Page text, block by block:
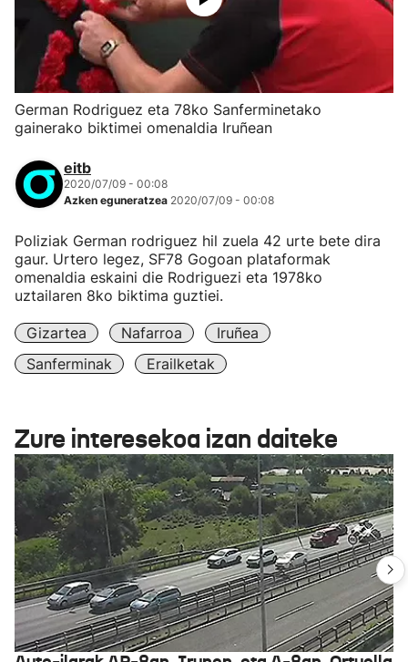
German Rodriguez eta 78ko Sanferminetako
gainerako biktimei omenaldia Iruñean
eitb
2020/07/09 - 00:08
Azken eguneratzea 2020/07/09 - 00:08
Poliziak German rodriguez hil zuela 42 urte bete dira
gaur. Urtero legez, SF78 Gogoan plataformak
omenaldia eskaini die Rodriguezi eta 1978ko
uztailaren 8ko biktima guztiei.
Gizartea Nafarroa
Iruñea
Sanferminak
Erailketak
Zure interesekoa izan daiteke